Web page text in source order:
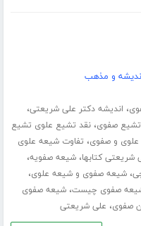
و مذهب
، اندیشه دکتر علی شریعتی،
صفوی،نقد تشیع علوی تشیع
علوی و صفوی، تفاوت شیعه علوی
شریعتی کتابها،شیعه صفویه،
،شیعه صفوی و شیعه علوی،
صفوی چیست،شیعه صفوی
صفوی، علی شریعتی